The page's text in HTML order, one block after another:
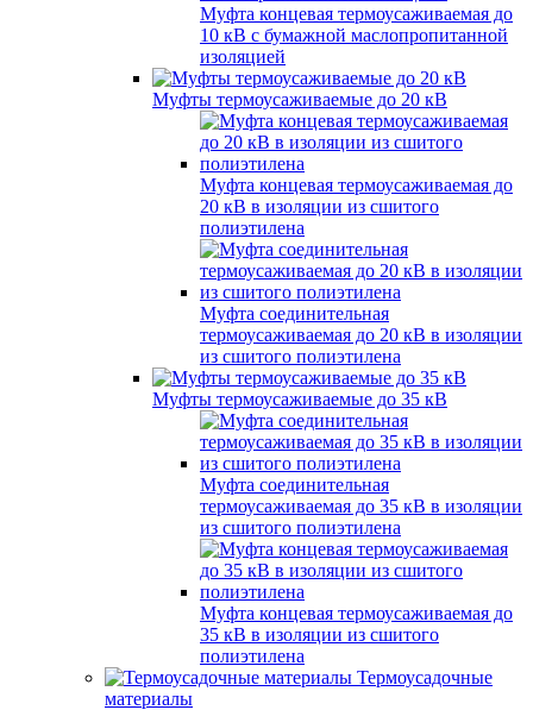
Муфта концевая термоусаживаемая до
10 кВ с бумажной маслопропитанной
изоляцией
Муфты термоусаживаемые до 20 кВ
Муфта концевая термоусаживаемая до
20 кВ в изоляции из сшитого
полиэтилена
Муфта соединительная
термоусаживаемая до 20 кВ в изоляции
из сшитого полиэтилена
Муфты термоусаживаемые до 35 кВ
Муфта соединительная
термоусаживаемая до 35 кВ в изоляции
из сшитого полиэтилена
Муфта концевая термоусаживаемая до
35 кВ в изоляции из сшитого
полиэтилена
Термоусадочные
материалы